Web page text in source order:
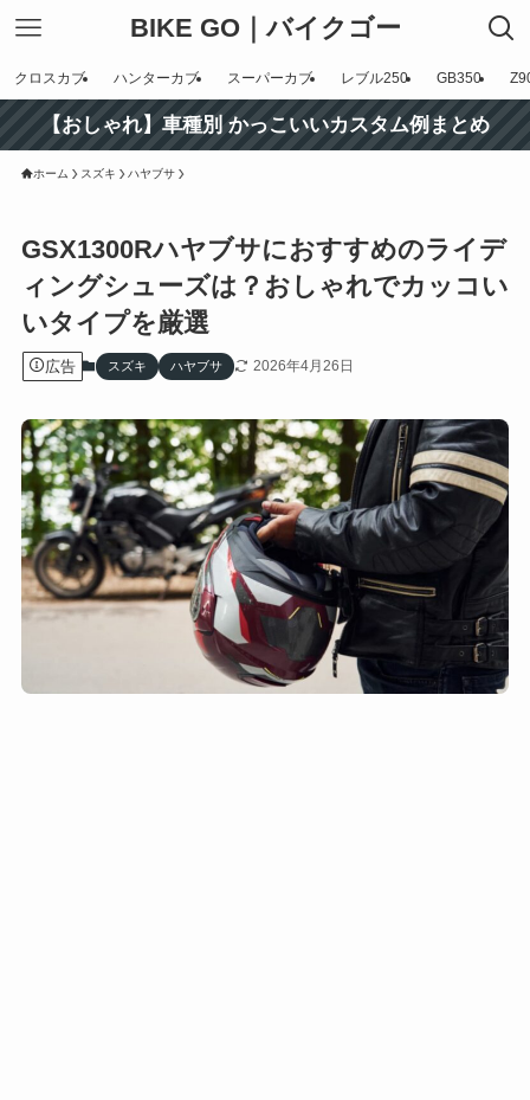
BIKE GO｜バイクゴー
クロスカブ ハンターカブ スーパーカブ レブル250 GB350
【おしゃれ】車種別 かっこいいカスタム例まとめ
ホーム スズキ ハヤブサ
GSX1300Rハヤブサにおすすめのライデ
ィングシューズは？おしゃれでカッコい
いタイプを厳選
広告 スズキ ハヤブサ 2026年4月26日